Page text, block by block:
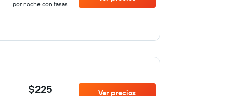
por noche con tasas
$225 Ver precios